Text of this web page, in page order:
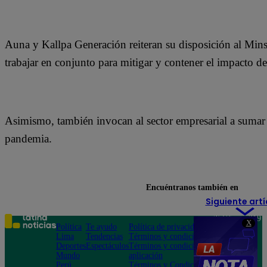
X
Auna y Kallpa Generación reiteran su disposición al
trabajar en conjunto para mitigar y contener el impacto
Asimismo, también invocan al sector empresarial a
pandemia.
Siguiente
Encuéntranos también en
Política
Lima
Deportes
Mundo
Perú
Te ayudo
Tendencias
Espectáculos
Política de privacidad
Términos y condiciones
Términos y condiciones
aplicación
Términos y Condiciones
Teléfono: 219
Av. San
Felipe 968
Jesús María